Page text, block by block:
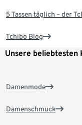
5 Tassen täglich – der
Tchibo Blog
Unsere beliebtesten
Damenmode
Damenschmuck